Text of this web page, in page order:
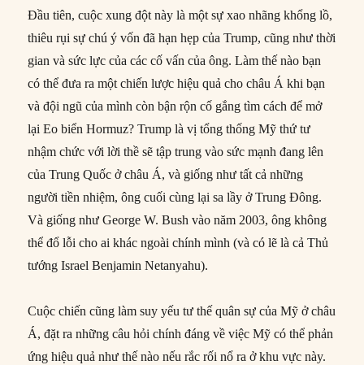
Đầu tiên, cuộc xung đột này là một sự xao nhãng khổng lồ,
thiêu rụi sự chú ý vốn đã hạn hẹp của Trump, cũng như thời
gian và sức lực của các cố vấn của ông. Làm thế nào bạn
có thể đưa ra một chiến lược hiệu quả cho châu Á khi bạn
và đội ngũ của mình còn bận rộn cố gắng tìm cách để mở
lại Eo biển Hormuz? Trump là vị tổng thống Mỹ thứ tư
nhậm chức với lời thề sẽ tập trung vào sức mạnh đang lên
của Trung Quốc ở châu Á, và giống như tất cả những
người tiền nhiệm, ông cuối cùng lại sa lầy ở Trung Đông.
Và giống như George W. Bush vào năm 2003, ông không
thể đổ lỗi cho ai khác ngoài chính mình (và có lẽ là cả Thủ
tướng Israel Benjamin Netanyahu).
Cuộc chiến cũng làm suy yếu tư thế quân sự của Mỹ ở châu
Á, đặt ra những câu hỏi chính đáng về việc Mỹ có thể phản
ứng hiệu quả như thế nào nếu rắc rối nổ ra ở khu vực này.